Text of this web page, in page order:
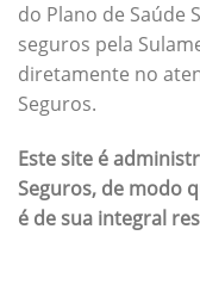
do Plano de Saúde
seguros pela
diretamente no
Seguros.
Este site é
Seguros, de modo
é de sua integral